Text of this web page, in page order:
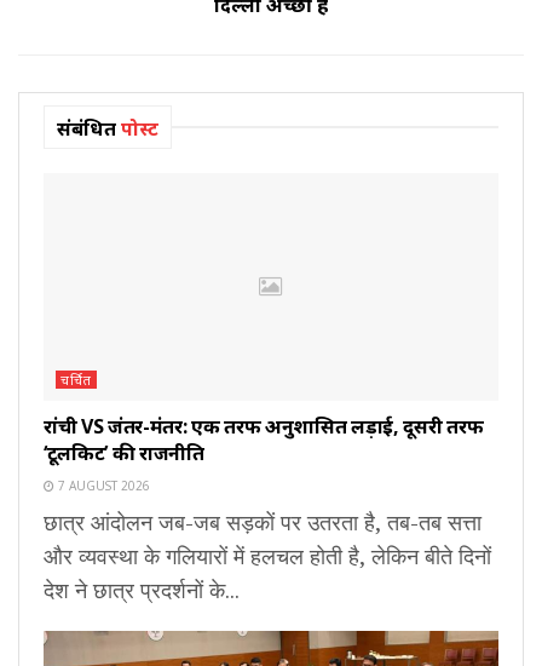
संबंधितपोस्ट
चर्चित
रांची VS जंतर-मंतर: एक तरफ अनुशासित लड़ाई, दूसरी तरफ
‘टूलकिट’ की राजनीति
7 AUGUST 2026
छात्र आंदोलन जब-जब सड़कों पर उतरता है, तब-तब सत्ता
और व्यवस्था के गलियारों में हलचल होती है, लेकिन बीते दिनों
देश ने छात्र प्रदर्शनों के...